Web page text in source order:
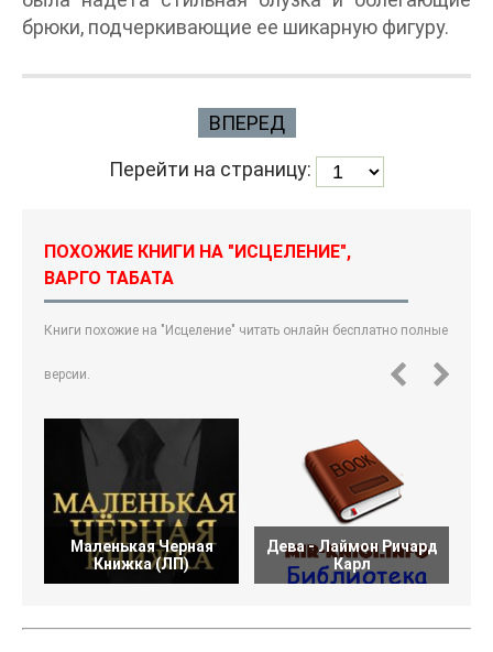
брюки, подчеркивающие ее шикарную фигуру.
ВПЕРЕД
Перейти на страницу:
ПОХОЖИЕ КНИГИ НА "ИСЦЕЛЕНИЕ",
ВАРГО ТАБАТА
Книги похожие на "Исцеление" читать онлайн бесплатно полные
версии.
Маленькая Черная
Книжка (ЛП)
Дева - Лаймон Ричард
Карл